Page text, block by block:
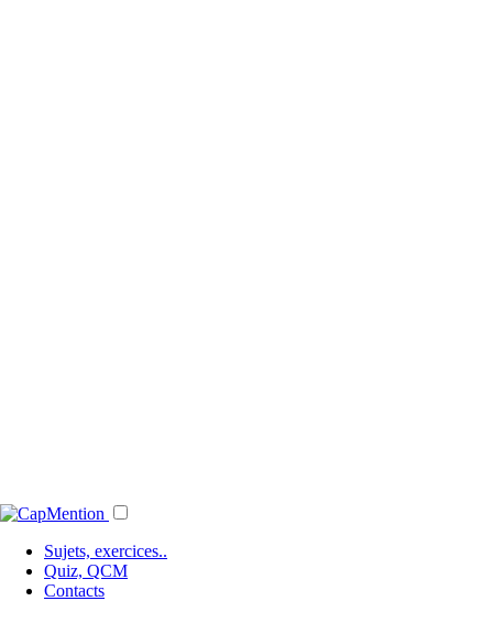
Sujets, exercices..
Quiz, QCM
Contacts